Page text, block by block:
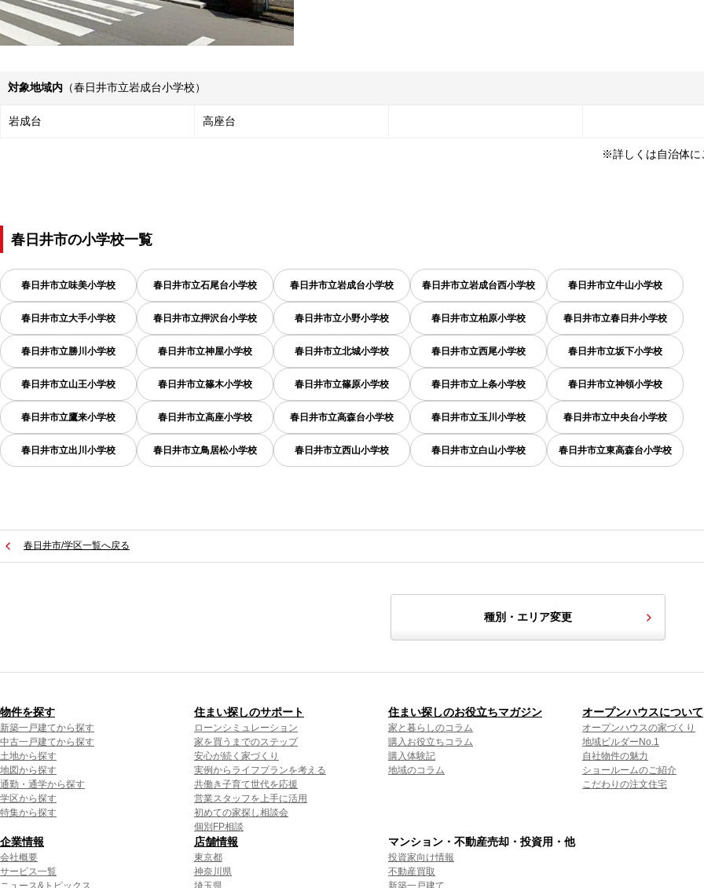
対象地域内 （春日井市立岩成台小学校）
岩成台 高座台
※詳しくは自治体に
春日井市の小学校一覧
春日井市立味美小学校 春日井市立石尾台小学校 春日井市立岩成台小学校 春日井市立岩成台西小学校 春日井市立牛山小学校
春日井市立大手小学校 春日井市立押沢台小学校 春日井市立小野小学校 春日井市立柏原小学校 春日井市立春日井小学校
春日井市立勝川小学校 春日井市立神屋小学校 春日井市立北城小学校 春日井市立西尾小学校 春日井市立坂下小学校
春日井市立山王小学校 春日井市立篠木小学校 春日井市立篠原小学校 春日井市立上条小学校 春日井市立神領小学校
春日井市立鷹来小学校 春日井市立高座小学校 春日井市立高森台小学校 春日井市立玉川小学校 春日井市立中央台小学校
春日井市立出川小学校 春日井市立鳥居松小学校 春日井市立西山小学校 春日井市立白山小学校 春日井市立東高森台小学校
春日井市/学区一覧へ戻る
種別・エリア変更
物件を探す
新築一戸建てから探す
中古一戸建てから探す
土地から探す
地図から探す
通勤・通学から探す
学区から探す
特集から探す
住まい探しのサポート
ローンシミュレーション
家を買うまでのステップ
安心が続く家づくり
実例からライフプランを考える
共働き子育て世代を応援
営業スタッフを上手に活用
初めての家探し相談会
個別FP相談
住まい探しのお役立ちマガジン
家と暮らしのコラム
購入お役立ちコラム
購入体験記
地域のコラム
オープンハウスについて
オープンハウスの家づくり
地域ビルダーNo.1
自社物件の魅力
ショールームのご紹介
こだわりの注文住宅
企業情報
会社概要
サービス一覧
ニュース&トピックス
店舗情報
東京都
神奈川県
埼玉県
マンション・不動産売却・投資用・他
投資家向け情報
不動産買取
新築一戸建て